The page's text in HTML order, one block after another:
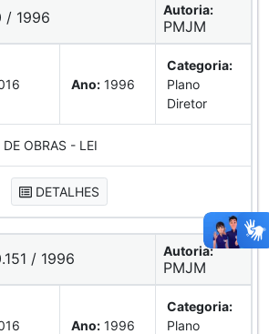
/ 1996 Autoria:
PMJM
Ano: 1996
Categoria:
Plano
Diretor
OBRAS - LEI
DETALHES
/ 1996 Autoria:
PMJM
Ano: 1996
Categoria:
Plano